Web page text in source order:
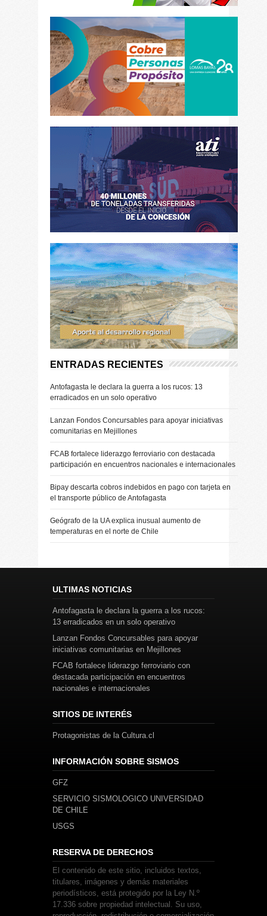
ENTRADAS RECIENTES
Antofagasta le declara la guerra a los rucos: 13
erradicados en un solo operativo
Lanzan Fondos Concursables para apoyar iniciativas
comunitarias en Mejillones
FCAB fortalece liderazgo ferroviario con destacada
participación en encuentros nacionales e internacionales
Bipay descarta cobros indebidos en pago con tarjeta en
el transporte público de Antofagasta
Geógrafo de la UA explica inusual aumento de
temperaturas en el norte de Chile
ULTIMAS NOTICIAS
Antofagasta le declara la guerra a los rucos:
13 erradicados en un solo operativo
Lanzan Fondos Concursables para apoyar
iniciativas comunitarias en Mejillones
FCAB fortalece liderazgo ferroviario con
destacada participación en encuentros
nacionales e internacionales
SITIOS DE INTERÉS
Protagonistas de la Cultura.cl
INFORMACIÓN SOBRE SISMOS
GFZ
SERVICIO SISMOLOGICO UNIVERSIDAD
DE CHILE
USGS
RESERVA DE DERECHOS
El contenido de este sitio, incluidos textos,
titulares, imágenes y demás materiales
periodísticos, está protegido por la Ley N.º
17.336 sobre propiedad intelectual. Su uso,